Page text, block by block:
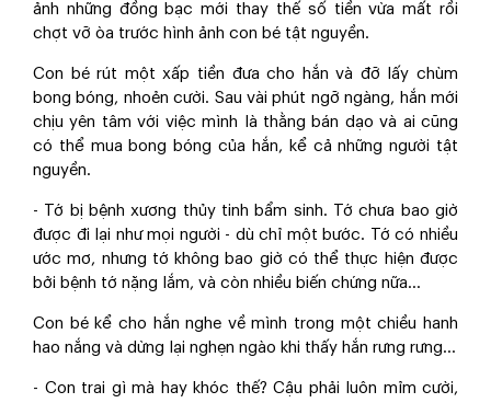
ảnh những đồng bạc mới thay thế số tiền vừa mất rồi
chợt vỡ òa trước hình ảnh con bé tật nguyền.
Con bé rút một xấp tiền đưa cho hắn và đỡ lấy chùm
bong bóng, nhoẻn cười. Sau vài phút ngỡ ngàng, hắn mới
chịu yên tâm với việc mình là thằng bán dạo và ai cũng
có thể mua bong bóng của hắn, kể cả những người tật
nguyền.
- Tớ bị bệnh xương thủy tinh bẩm sinh. Tớ chưa bao giờ
được đi lại như mọi người - dù chỉ một bước. Tớ có nhiều
ước mơ, nhưng tớ không bao giờ có thể thực hiện được
bởi bệnh tớ nặng lắm, và còn nhiều biến chứng nữa...
Con bé kể cho hắn nghe về mình trong một chiều hanh
hao nắng và dừng lại nghẹn ngào khi thấy hắn rưng rưng...
- Con trai gì mà hay khóc thế? Cậu phải luôn mỉm cười,